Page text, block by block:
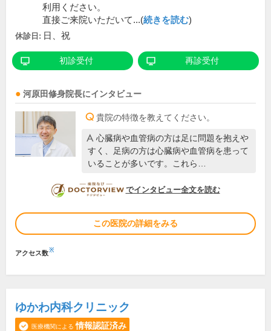
利用ください。
直接ご来院いただいて...(続きを読む)
休診日: 日、祝
初診受付 再診受付
河原田修身院長にインタビュー
貴院の特徴を教えてください。
心臓病や血管病の方は足に問題を抱えや
すく、足病の方は心臓病や血管病を患って
いることが多いです。これら…
DOCTORVIEW
でインタビュー全文を読む
この医院の詳細をみる
アクセス数※
ゆかわ内科クリニック
医療機関による 情報認証済み